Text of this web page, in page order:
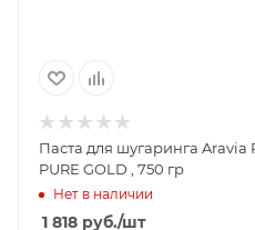
Паста для шугаринга Aravia
PURE GOLD , 750 гр
Нет в наличии
1 818 руб./шт